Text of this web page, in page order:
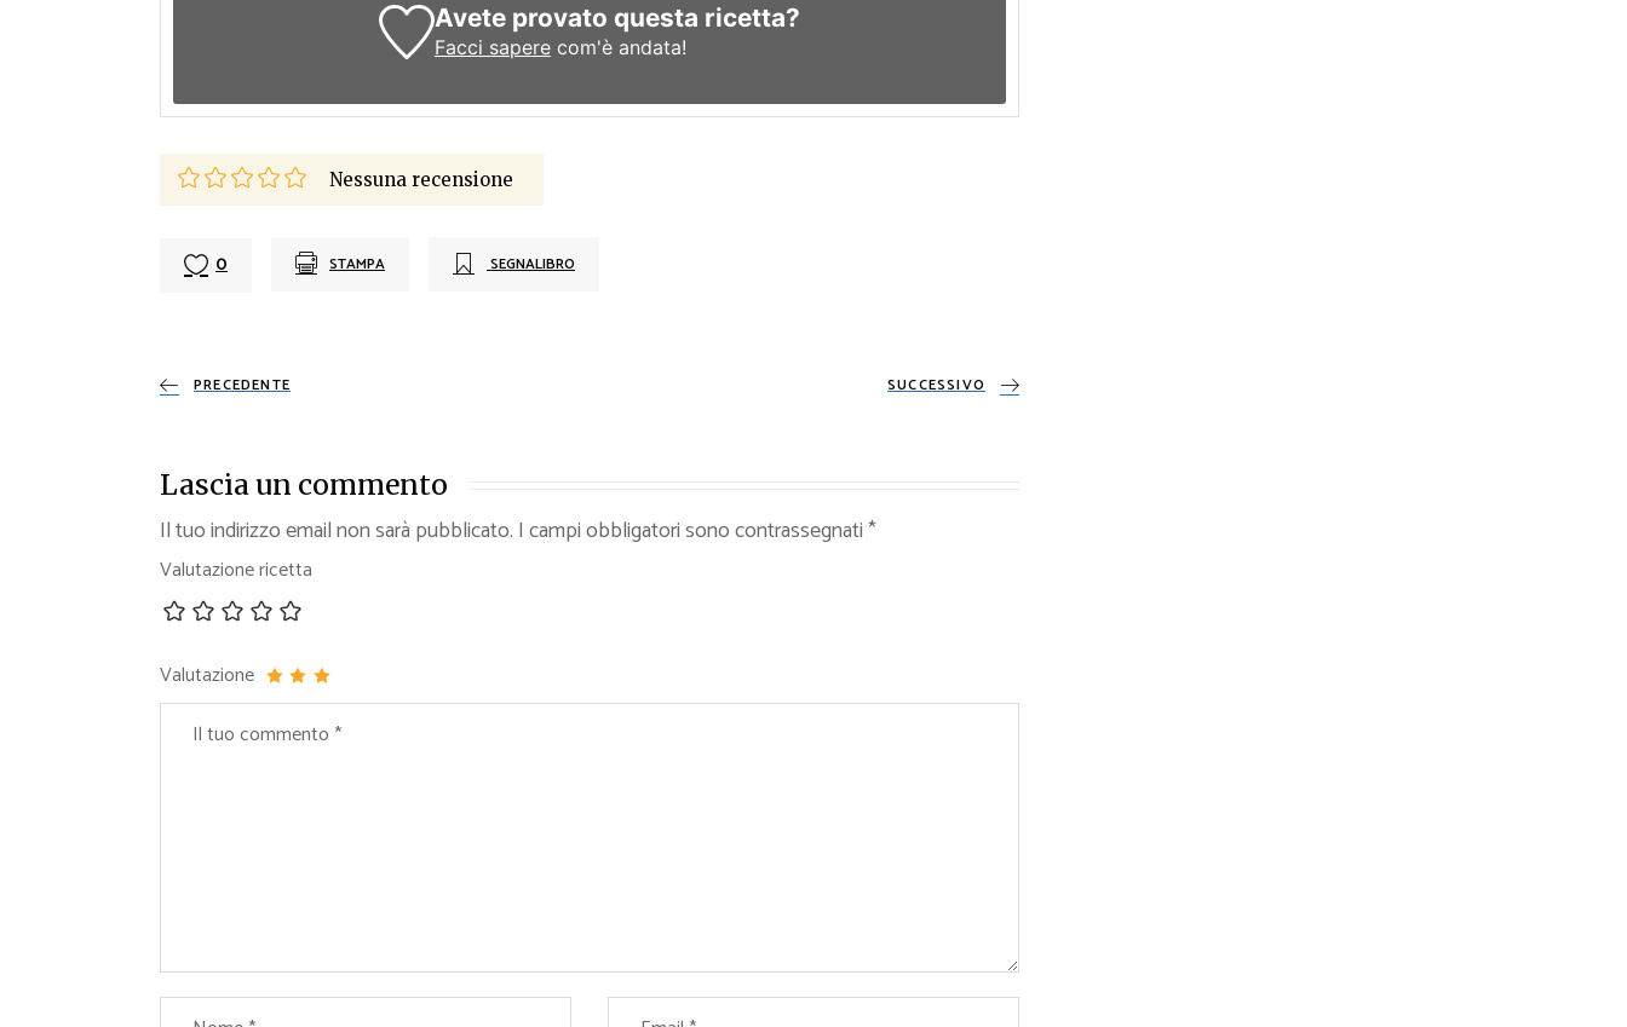
Avete provato questa ricetta?
Facci saperecom'è andata!
Nessuna recensione
0 STAMPA SEGNALIBRO
PRECEDENTE SUCCESSIVO
Lascia un commento
Il tuo indirizzo email non sarà pubblicato. I campi obbligatori sono contrassegnati*
Valutazione ricetta
Valutazione